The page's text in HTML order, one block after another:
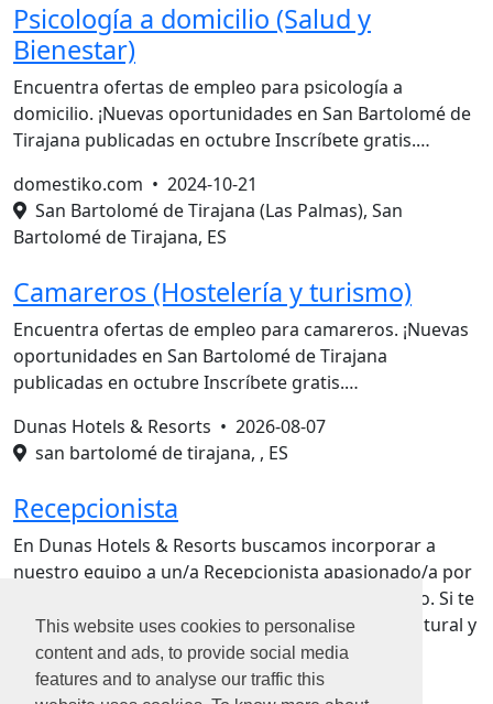
This website uses cookies to personalise
content and ads, to provide social media
features and to analyse our traffic this
Psicología a domicilio (Salud y
Bienestar)
Encuentra ofertas de empleo para psicología a
domicilio. ¡Nuevas oportunidades en San Bartolomé de
Tirajana publicadas en octubre Inscríbete gratis.…
domestiko.com • 2024-10-21
San Bartolomé de Tirajana (Las Palmas), San
Bartolomé de Tirajana, ES
Camareros (Hostelería y turismo)
Encuentra ofertas de empleo para camareros. ¡Nuevas
oportunidades en San Bartolomé de Tirajana
publicadas en octubre Inscríbete gratis.…
Dunas Hotels & Resorts • 2026-08-07
san bartolomé de tirajana, , ES
Recepcionista
En Dunas Hotels & Resorts buscamos incorporar a
nuestro equipo a un/a Recepcionista apasionado/a por
la atención al cliente y con vocación por el servicio. Si te
motiva trabajar en un entorno dinámico, multicultural y
enfocado en la excelencia, ¡queremos c…